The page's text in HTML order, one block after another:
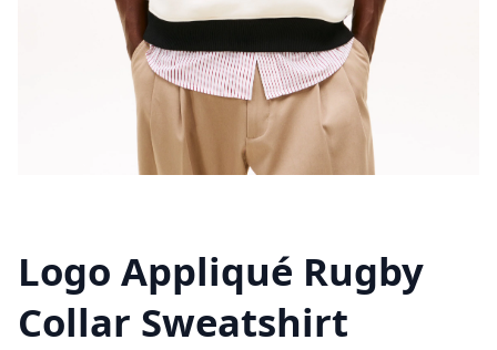
Logo Appliqué Rugby
Collar Sweatshirt